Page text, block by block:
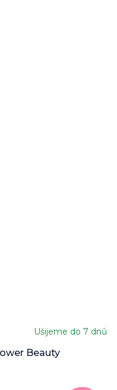
Beauty
Ušijeme do 7 dnů